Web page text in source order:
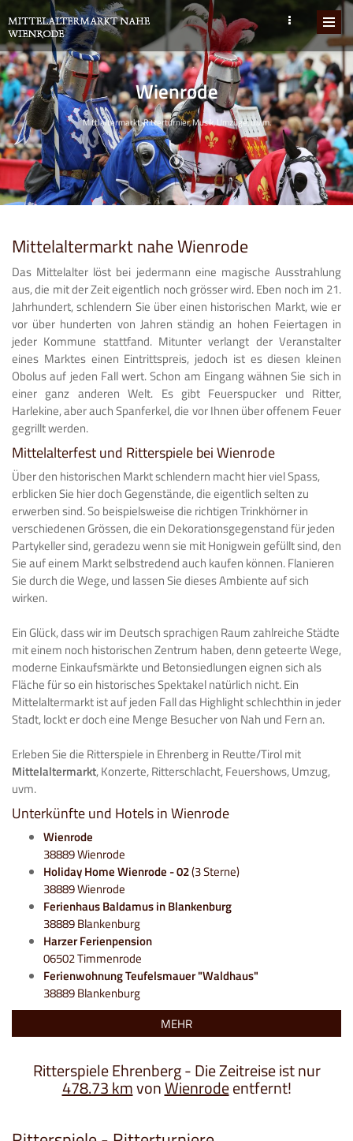
Wienrode
Mittlaltermarkt, Ritterturnier, Musik, Umzüge, u.v.m.
Mittelaltermarkt nahe Wienrode
Das Mittelalter löst bei jedermann eine magische Ausstrahlung
aus, die mit der Zeit eigentlich noch grösser wird. Eben noch im 21.
Jahrhundert, schlendern Sie über einen historischen Markt, wie er
vor über hunderten von Jahren ständig an hohen Feiertagen in
jeder Kommune stattfand. Mitunter verlangt der Veranstalter
eines Marktes einen Eintrittspreis, jedoch ist es diesen kleinen
Obolus auf jeden Fall wert. Schon am Eingang wähnen Sie sich in
einer ganz anderen Welt. Es gibt Feuerspucker und Ritter,
Harlekine, aber auch Spanferkel, die vor Ihnen über offenem Feuer
gegrillt werden.
Mittelalterfest und Ritterspiele bei Wienrode
Über den historischen Markt schlendern macht hier viel Spass,
erblicken Sie hier doch Gegenstände, die eigentlich selten zu
erwerben sind. So beispielsweise die richtigen Trinkhörner in
verschiedenen Grössen, die ein Dekorationsgegenstand für jeden
Partykeller sind, geradezu wenn sie mit Honigwein gefüllt sind, den
Sie auf einem Markt selbstredend auch kaufen können. Flanieren
Sie durch die Wege, und lassen Sie dieses Ambiente auf sich
wirken.
Ein Glück, dass wir im Deutsch sprachigen Raum zahlreiche Städte
mit einem noch historischen Zentrum haben, denn geteerte Wege,
moderne Einkaufsmärkte und Betonsiedlungen eignen sich als
Fläche für so ein historisches Spektakel natürlich nicht. Ein
Mittelaltermarkt ist auf jeden Fall das Highlight schlechthin in jeder
Stadt, lockt er doch eine Menge Besucher von Nah und Fern an.
Erleben Sie die Ritterspiele in Ehrenberg in Reutte/Tirol mit
Mittelaltermarkt, Konzerte, Ritterschlacht, Feuershows, Umzug,
uvm.
Unterkünfte und Hotels in Wienrode
Wienrode
38889 Wienrode
Holiday Home Wienrode - 02(3 Sterne)
38889 Wienrode
Ferienhaus Baldamus in Blankenburg
38889 Blankenburg
Harzer Ferienpension
06502 Timmenrode
Ferienwohnung Teufelsmauer "Waldhaus"
38889 Blankenburg
MEHR
Ritterspiele Ehrenberg - Die Zeitreise ist nur
478.73 kmvonWienrodeentfernt!